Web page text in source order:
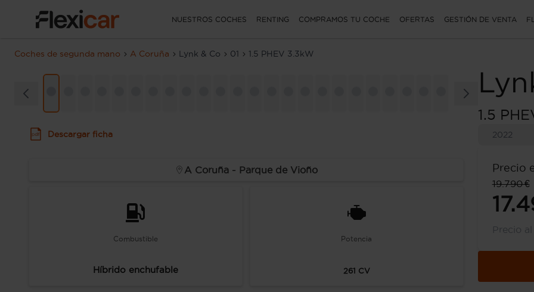
NUESTROS COCHES RENTING COMPRAMOS TU COCHE OFERTAS GESTIÓN DE VENTA
Coches de segunda mano A Coruña Lynk & Co 01 1.5 PHEV 3.3kW
1.5
2022
Precio
19.790 €
Precio
Descargar ficha
A Coruña - Parque de Vioño
Combustible
Híbrido enchufable
Potencia
261 CV